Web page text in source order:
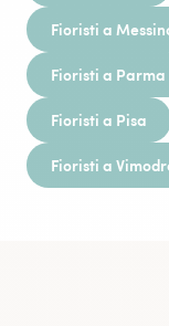
Fioristi a
Fioristi a Parma
Fioristi a Pisa
Fioristi a